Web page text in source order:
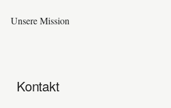
Unsere Mission
Kontakt